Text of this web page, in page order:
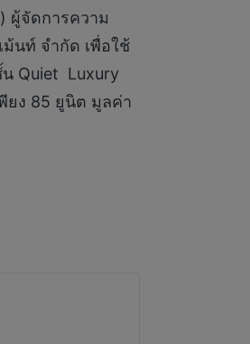
ผู้จัดการความ
นท์ จำกัด เพื่อใช้
น Quiet Luxury
ยง 85 ยูนิต มูลค่า